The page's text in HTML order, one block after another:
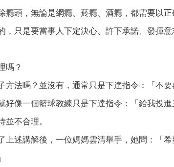
癮頭，無論是網癮、菸癮、酒癮，都需要以
，只是要當事人下定決心、許下承諾、發揮
嗎？
方法嗎？並沒有，通常只是下達指令：「不
好像一個籃球教練只是下達指令：「給我投
並不合理。
上述講解後，一位媽媽雲清舉手，她問：「